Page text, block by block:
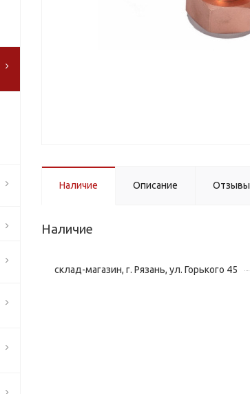
Наличие Описание Отзывы
Наличие
склад-магазин, г. Рязань, ул. Горького 45